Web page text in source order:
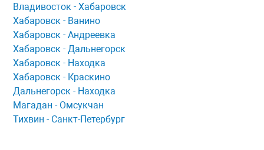
Владивосток - Хабаровск
Хaбaровск - Ванино
Хабаровск - Андреевка
Хабаровск - Дальнегорск
Хабаровск - Находка
Хабаровск - Краскино
Дальнегорск - Находка
Мaгaдaн - Омсукчaн
Тихвин - Сaнкт-Петербург